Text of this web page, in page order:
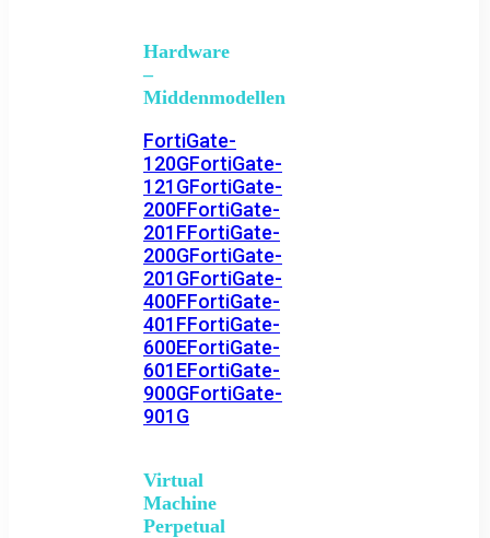
Hardware
–
Middenmodellen
FortiGate-
120GFortiGate-
121GFortiGate-
200FFortiGate-
201FFortiGate-
200GFortiGate-
201GFortiGate-
400FFortiGate-
401FFortiGate-
600EFortiGate-
601EFortiGate-
900GFortiGate-
901G
Virtual
Machine
Perpetual